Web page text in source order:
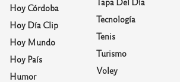
Hoy Córdoba
Hoy Día Clip
Hoy Mundo
Hoy País
Humor
Tecnología
Tenis
Turismo
Voley